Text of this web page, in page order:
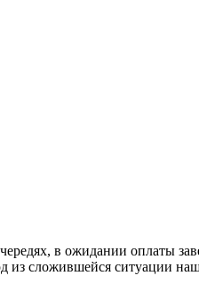
в ожидании оплаты
сложившейся ситуации